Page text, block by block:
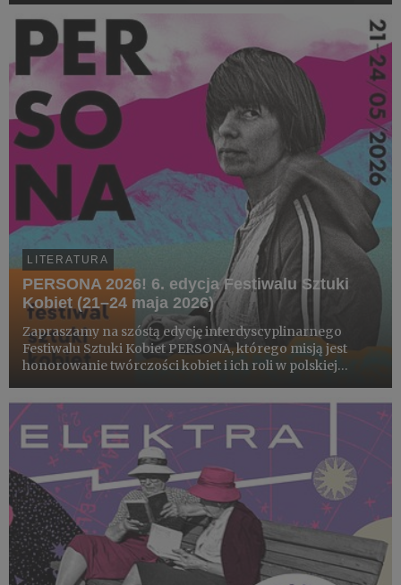
wszyscy są mile widziani!
LITERATURA
PERSONA 2026! 6. edycja Festiwalu Sztuki
Kobiet (21–24 maja 2026)
Zapraszamy na szóstą edycję interdyscyplinarnego
Festiwalu Sztuki Kobiet PERSONA, którego misją jest
honorowanie twórczości kobiet i ich roli w polskiej
Brach-Czaina, nazywana filozofką codzienności.